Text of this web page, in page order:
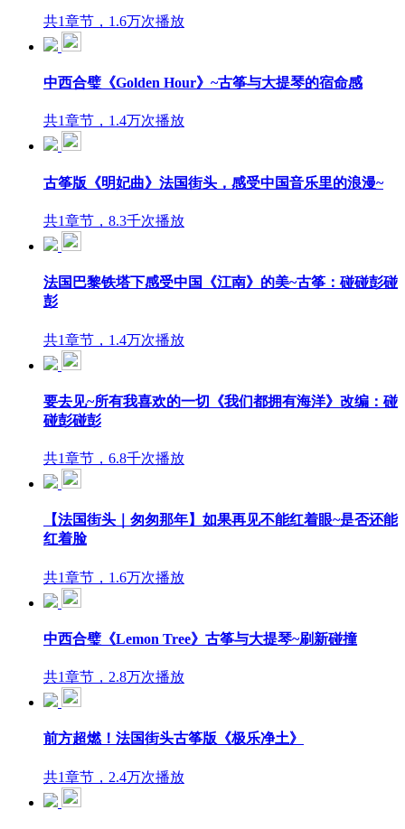
共1章节，1.6万次播放
中西合璧《Golden Hour》~古筝与大提琴的宿命感
共1章节，1.4万次播放
古筝版《明妃曲》法国街头，感受中国音乐里的浪漫~
共1章节，8.3千次播放
法国巴黎铁塔下感受中国《江南》的美~古筝：碰碰彭碰
彭
共1章节，1.4万次播放
要去见~所有我喜欢的一切《我们都拥有海洋》改编：碰
碰彭碰彭
共1章节，6.8千次播放
【法国街头｜匆匆那年】如果再见不能红着眼~是否还能
红着脸
共1章节，1.6万次播放
中西合璧《Lemon Tree》古筝与大提琴~刷新碰撞
共1章节，2.8万次播放
前方超燃！法国街头古筝版《极乐净土》
共1章节，2.4万次播放